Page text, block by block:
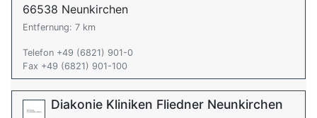
66538 Neunkirchen
Entfernung: 7 km
Telefon +49 (6821) 901-0
Fax +49 (6821) 901-100
Diakonie Kliniken Fliedner Neunkirchen